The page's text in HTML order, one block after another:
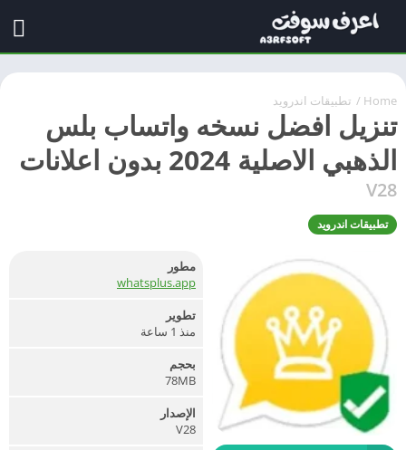
Home
/ تطبيقات اندرويد
تنزيل افضل نسخه واتساب بلس
الذهبي الاصلية 2024 بدون اعلانات
V28
تطبيقات اندرويد
مطور
whatsplus.app
تطوير
منذ 1 ساعة
بحجم
78MB
الإصدار
V28